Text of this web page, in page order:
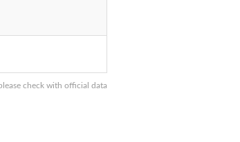
check with official data